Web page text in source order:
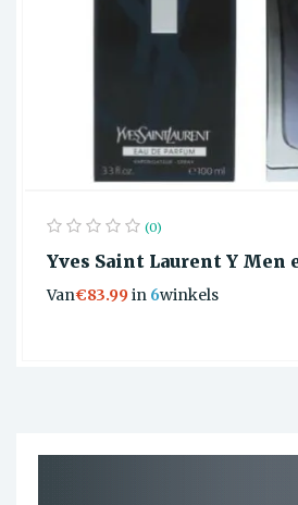
(0)
Yves Saint Laurent Y Men
Van€83.99in 6winkels